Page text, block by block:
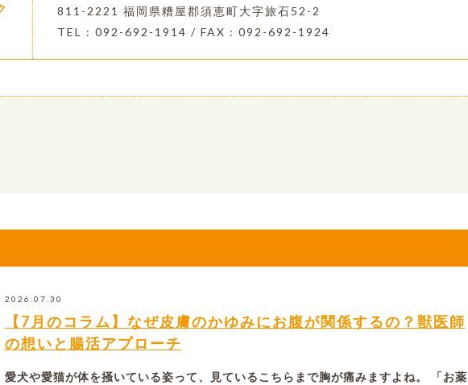
811-2221 福岡県糟屋郡須恵町大字旅石52-2
TEL : 092-692-1914 / FAX : 092-692-1924
2026.07.30
【7月のコラム】なぜ皮膚のかゆみにお腹が関係するの？獣医師
の想いと腸活アプローチ
愛犬や愛猫が体を掻いている姿って、見ているこちらまで胸が痛みますよね。 「お薬